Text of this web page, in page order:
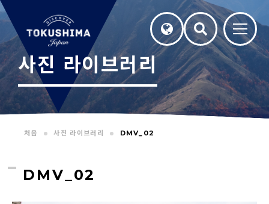
사진 라이브러리
처음 사진 라이브러리 DMV_02
DMV_02